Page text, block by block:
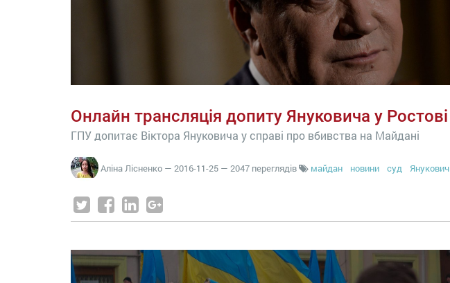
Онлайн трансляція допиту Януковича у Ростові
ГПУ допитає Віктора Януковича у справі про вбивства на Майдані
Аліна Лісненко — 2016-11-25 — 2047 переглядів майдан новини суд Янукович